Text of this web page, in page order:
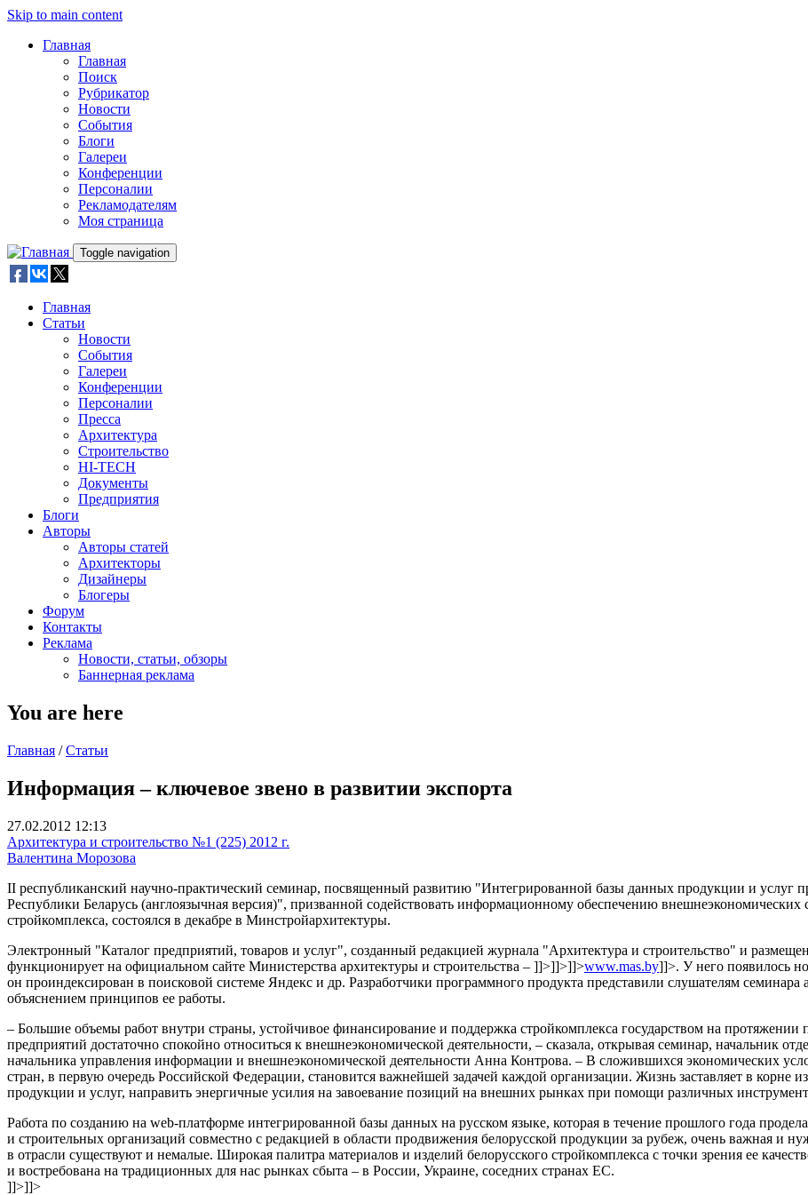
Skip to main content
Главная
Главная
Поиск
Рубрикатор
Новости
События
Блоги
Галереи
Конференции
Персоналии
Рекламодателям
Моя страница
Toggle navigation
Главная
Статьи
Новости
События
Галереи
Конференции
Персоналии
Пресса
Архитектура
Строительство
HI-TECH
Документы
Предприятия
Блоги
Авторы
Авторы статей
Архитекторы
Дизайнеры
Блогеры
Форум
Контакты
Реклама
Новости, статьи, обзоры
Баннерная реклама
You are here
Главная / Статьи
Информация – ключевое звено в развитии экспорта
27.02.2012 12:13
Архитектура и строительство №1 (225) 2012 г.
Валентина Морозова
II республиканский научно-практический семинар, посвященный развитию "Интегрированной базы данных продукции и услуг
Республики Беларусь (англоязычная версия)", призванной содействовать информационному обеспечению внешнеэкономических
стройкомплекса, состоялся в декабре в Минстройархитектуры.
Электронный "Каталог предприятий, товаров и услуг", созданный редакцией журнала "Архитектура и строительство" и
функционирует на официальном сайте Министерства архитектуры и строительства – ]]>]]>]]>www.mas.by]]>. У него появилось
он проиндексирован в поисковой системе Яндекс и др. Разработчики программного продукта представили слушателям
объяснением принципов ее работы.
– Большие объемы работ внутри страны, устойчивое финансирование и поддержка стройкомплекса государством на протяжении
предприятий достаточно спокойно относиться к внешнеэкономической деятельности, – сказала, открывая семинар, начальник
начальника управления информации и внешнеэкономической деятельности Анна Контрова. – В сложившихся экономических
стран, в первую очередь Российской Федерации, становится важнейшей задачей каждой организации. Жизнь заставляет в корне
продукции и услуг, направить энергичные усилия на завоевание позиций на внешних рынках при помощи различных
Работа по созданию на web-платформе интегрированной базы данных на русском языке, которая в течение прошлого года
и строительных организаций совместно с редакцией в области продвижения белорусской продукции за рубеж, очень важная и
в отрасли существуют и немалые. Широкая палитра материалов и изделий белорусского стройкомплекса с точки зрения ее
и востребована на традиционных для нас рынках сбыта – в России, Украине, соседних странах ЕС.
]]>]]>